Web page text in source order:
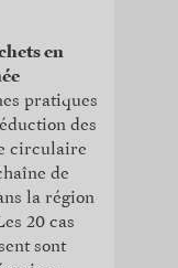
en
pratiques
des
circulaire
de
la région
20 cas
sont